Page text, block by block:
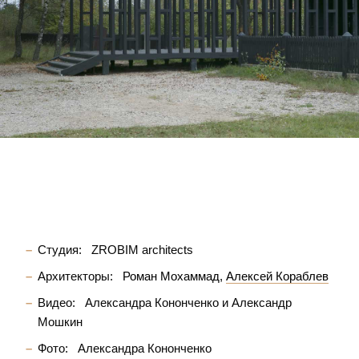
Студия:
ZROBIM architects
Архитекторы:
Роман Мохаммад Алексей Кораблев
Видео:
Александра Кононченко и Александр
Мошкин
Фото:
Александра Кононченко